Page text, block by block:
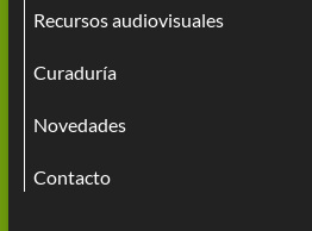
Recursos audiovisuales
Curaduría
Novedades
Contacto